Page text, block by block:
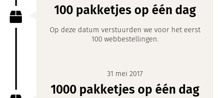
100 pakketjes op één dag
Op deze datum verstuurden we voor het eerst
100 webbestellingen.
31 mei 2017
1000 pakketjes op één dag